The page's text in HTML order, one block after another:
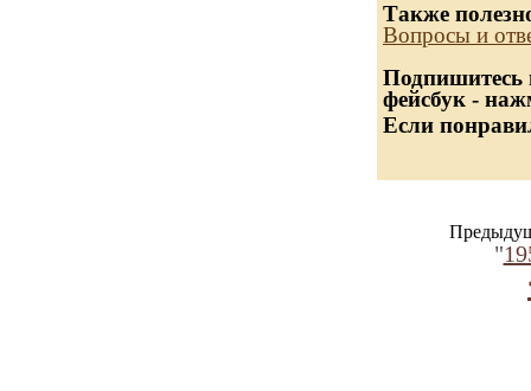
Также
Вопросы и
Подпишитесь
фейсбук -
Если
"